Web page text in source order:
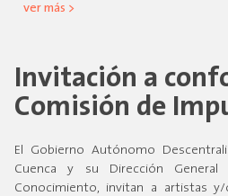
ver más >
Invitación a
Comisión de
El Gobierno Autónomo
Cuenca y su Dirección General
Conocimiento, invitan a artistas